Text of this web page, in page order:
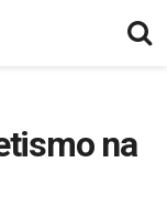
na